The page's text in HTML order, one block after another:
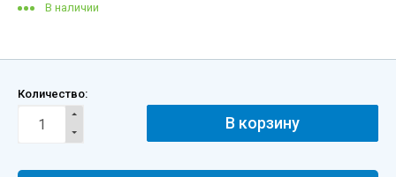
В наличии
Количество: